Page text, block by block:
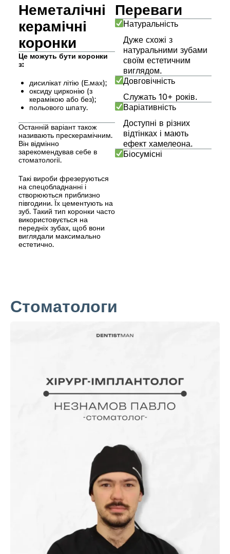
Неметалічні
керамічні
коронки
Це можуть бути коронки
з:
дисилікат літію (Е.мах);
оксиду цирконію (з
керамікою або без);
польового шпату.
Останній варіант також
називають прескерамічним.
Він відмінно
зарекомендував себе в
стоматології.
Такі вироби фрезеруються
на спецобладнанні і
створюються приблизно
півгодини. Їх цементують на
зуб. Такий тип коронки часто
використовується на
передніх зубах, щоб вони
виглядали максимально
естетично.
Переваги
Натуральність
Дуже схожі з
натуральними зубами
своїм естетичним
виглядом.
Довговічність
Служать 10+ років.
Варіативність
Доступні в різних
відтінках і мають
ефект хамелеона.
Біосумісні
Стоматологи